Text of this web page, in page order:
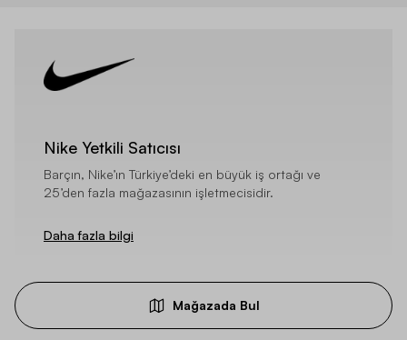
Nike Yetkili Satıcısı
Barçın, Nike’ın Türkiye’deki en büyük iş ortağı ve
25’den fazla mağazasının işletmecisidir.
Daha fazla bilgi
Mağazada Bul